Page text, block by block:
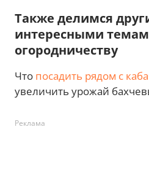
Также делимся
интересными
огородничеству
Что посадить рядом с
увеличить урожай
Реклама